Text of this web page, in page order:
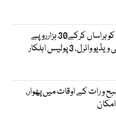
کراچی: شہری کو ہراساں کرکے30 ہزارروپے
رشوت لینے کی ویڈیو وائرل، 3 پولیس اہلکار
و رات کے اوقات میں پھوار،
امکان